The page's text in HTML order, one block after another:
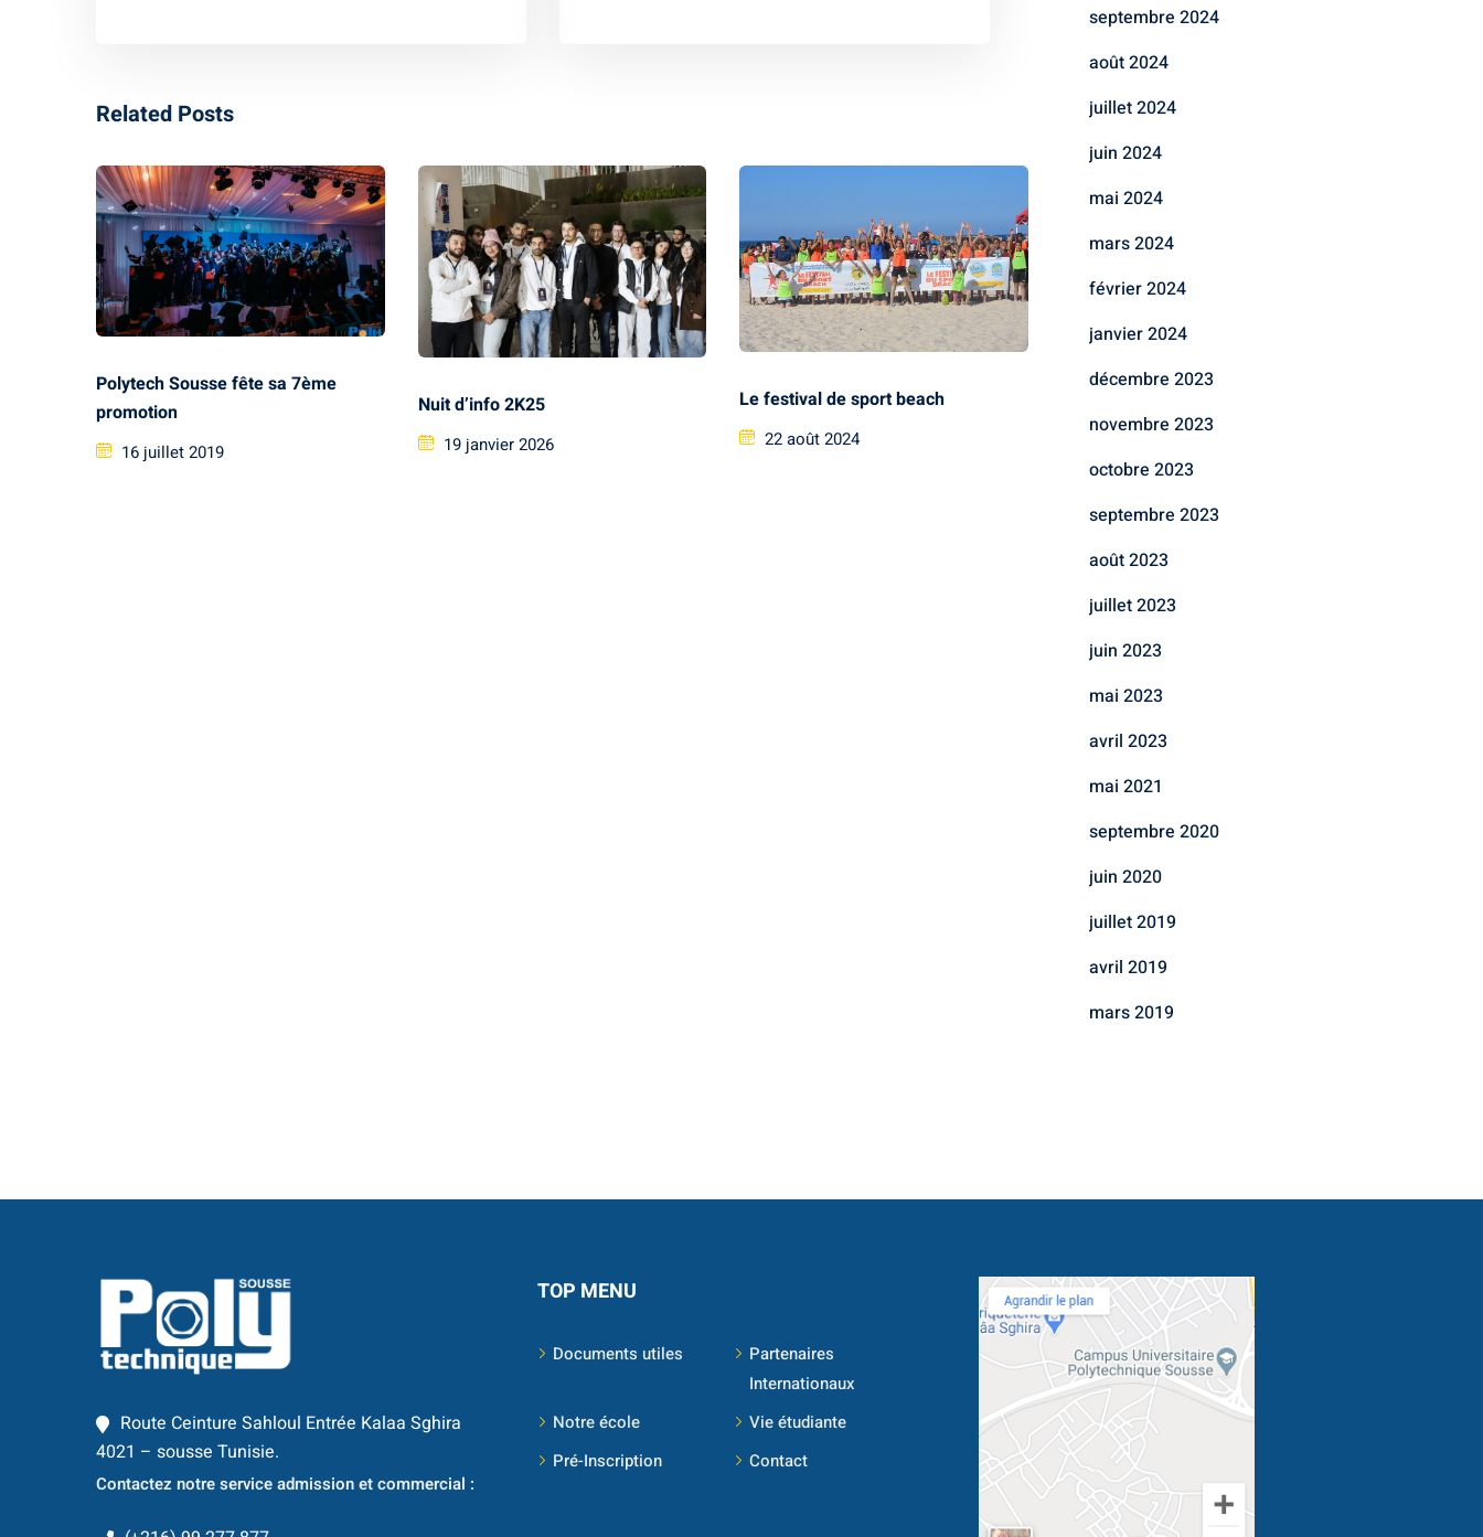
Related Posts
Polytech Sousse fête sa 7ème
promotion
16 juillet 2019
Nuit d’info 2K25
19 janvier 2026
Le festival de sport beach
22 août 2024
septembre 2024
août 2024
juillet 2024
juin 2024
mai 2024
mars 2024
février 2024
janvier 2024
décembre 2023
novembre 2023
octobre 2023
septembre 2023
août 2023
juillet 2023
juin 2023
mai 2023
avril 2023
mai 2021
septembre 2020
juin 2020
juillet 2019
avril 2019
mars 2019
Route Ceinture Sahloul Entrée Kalaa Sghira
4021 – sousse Tunisie.
Contactez notre service admission et commercial :
TOP MENU
Documents utiles
Partenaires
Internationaux
Notre école
Vie étudiante
Pré-Inscription
Contact